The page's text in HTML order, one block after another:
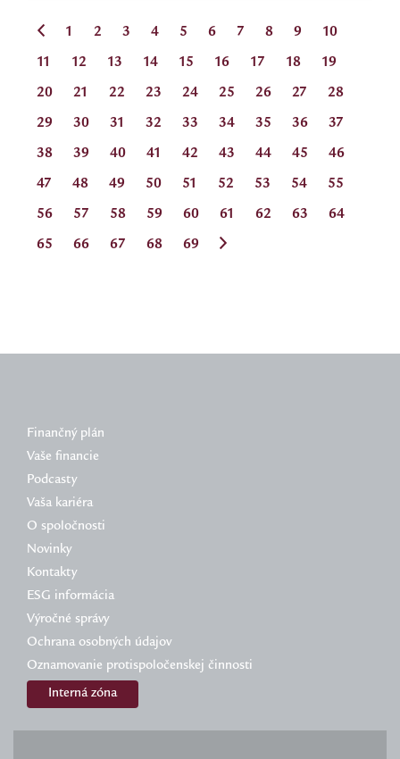
1 2 3 4 5 6 7 8 9 10
11 12 13 14 15 16 17 18 19
20 21 22 23 24 25 26 27 28
29 30 31 32 33 34 35 36 37
38 39 40 41 42 43 44 45 46
47 48 49 50 51 52 53 54 55
56 57 58 59 60 61 62 63 64
65 66 67 68 69
Finančný plán
Vaše financie
Podcasty
Vaša kariéra
O spoločnosti
Novinky
Kontakty
ESG informácia
Výročné správy
Ochrana osobných údajov
Oznamovanie protispoločenskej činnosti
Interná zóna